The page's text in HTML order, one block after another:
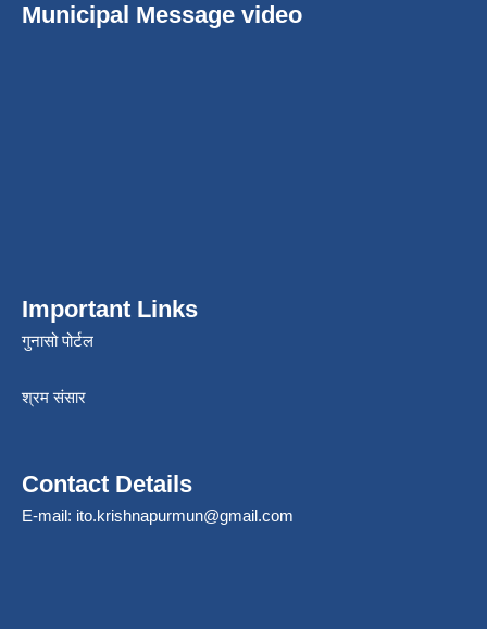
Municipal Message video
Important Links
गुनासो पोर्टल
श्रम संसार
Contact Details
E-mail: ito.krishnapurmun@gmail.com